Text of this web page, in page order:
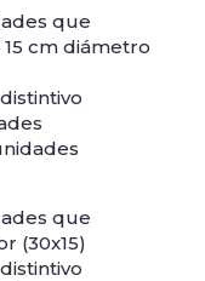
que
cm diámetro
que
(30x15)